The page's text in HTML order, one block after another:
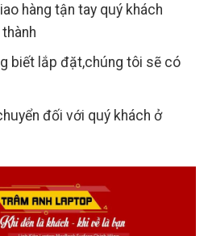
hàng tận tay quý khách
biết lắp đặt,chúng tôi sẽ có
đối với quý khách ở